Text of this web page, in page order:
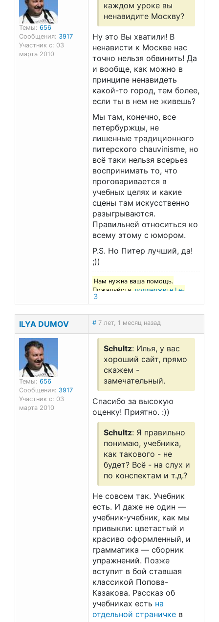
Темы: 656
Сообщения: 3917
Участник с: 03
марта 2010
каждом уроке вы
ненавидите Москву?
Ну это Вы хватили! В
ненависти к Москве нас
точно нельзя обвинить! Да
и вообще, как можно в
принципе ненавидеть
какой-то город, тем более,
если ты в нем не живешь?
Мы там, конечно, все
петербуржцы, не
лишенные традиционного
питерского chauvinisme, но
всё таки нельзя всерьез
воспринимать то, что
проговаривается в
учебных целях и какие
сцены там искусственно
разыгрываются.
Правильней относиться ко
всему этому с юмором.
P.S. Но Питер лучший, да!
;))
Нам нужна ваша помощь.
Пожалуйста,поддержите Le-
francais.ru
3
ILYA DUMOV # 7 лет, 1 месяц назад
Темы: 656
Сообщения: 3917
Участник с: 03
марта 2010
Schultz: Илья, у вас
хороший сайт, прямо
скажем -
замечательный.
Спасибо за высокую
оценку! Приятно. :))
Schultz: Я правильно
понимаю, учебника,
как такового - не
будет? Всё - на слух и
по конспектам и т.д.?
Не совсем так. Учебник
есть. И даже не один —
учебник-учебник, как мы
привыкли: цветастый и
красиво оформленный, и
грамматика — сборник
упражнений. Позже
вступит в бой ставшая
классикой Попова-
Казакова. Рассказ об
учебниках есть на
отдельной страничке в